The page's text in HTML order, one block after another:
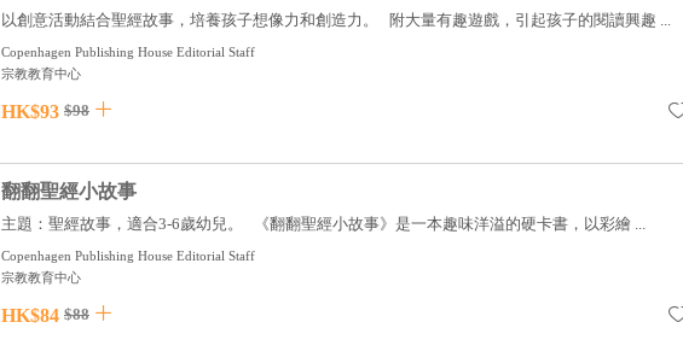
以創意活動結合聖經故事，培養孩子想像力和創造力。 附大量有趣遊戲，引起孩子的閱讀興趣 ...
Copenhagen Publishing House Editorial Staff
宗教教育中心
HK$93 $98
翻翻聖經小故事
主題：聖經故事，適合3-6歲幼兒。 《翻翻聖經小故事》是一本趣味洋溢的硬卡書，以彩繪 ...
Copenhagen Publishing House Editorial Staff
宗教教育中心
HK$84 $88